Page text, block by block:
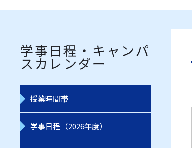
学事日程・キャンパ
スカレンダー
授業時間帯
学事日程（2026年度）